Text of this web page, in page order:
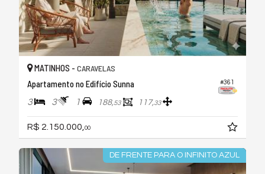
#361
MATINHOS - CARAVELAS
Apartamento no Edifício Sunna
3 3 1 188,53 117,33
R$ 2.150.000, 00
DE FRENTE PARA O INFINITO AZUL